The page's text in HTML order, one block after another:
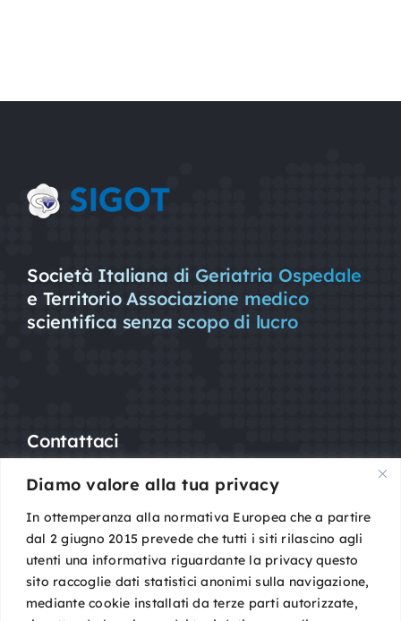
Diamo valore alla tua privacy
In ottemperanza alla normativa Europea che a partire
dal 2 giugno 2015 prevede che tutti i siti rilascino agli
utenti una informativa riguardante la privacy questo
sito raccoglie dati statistici anonimi sulla navigazione,
mediante cookie installati da terze parti autorizzate,
Società Italiana di Geriatria Ospedale
e Territorio Associazione medico
scientifica senza scopo di lucro
Contattaci
Mail:segreteria@sigot.org
PEC:sigot@pec.it
c/o Planning Congressi,
Via Guelfa, 9
40138 Bologna